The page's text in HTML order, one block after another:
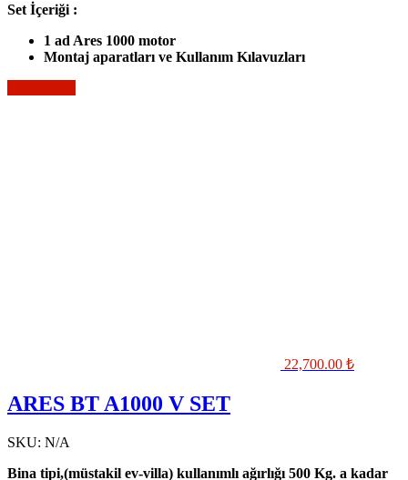
Set İçeriği :
1 ad Ares 1000 motor
Montaj aparatları ve Kullanım Kılavuzları
22,700.00 ₺
ARES BT A1000 V SET
SKU: N/A
Bina tipi,(müstakil ev-villa) kullanımlı ağırlığı 500 Kg. a kadar